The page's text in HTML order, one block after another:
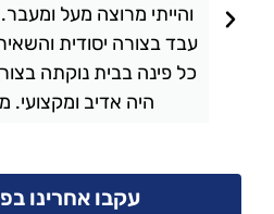
והייתי מרוצה מעל
עבד בצורה יסודית
כל פינה בבית נוקתה
היה אדיב ומקצועי.
עקבו אחרינו